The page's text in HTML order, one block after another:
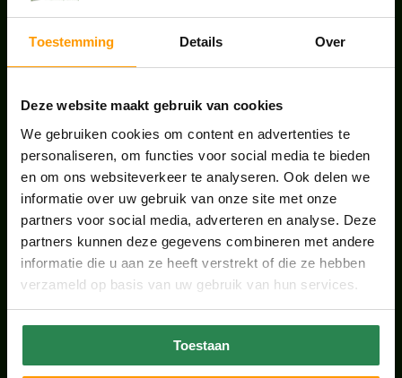
Toestemming Details Over
Deze website maakt gebruik van cookies
We gebruiken cookies om content en advertenties te
personaliseren, om functies voor social media te bieden
en om ons websiteverkeer te analyseren. Ook delen we
informatie over uw gebruik van onze site met onze
partners voor social media, adverteren en analyse. Deze
partners kunnen deze gegevens combineren met andere
informatie die u aan ze heeft verstrekt of die ze hebben
verzameld op basis van uw gebruik van hun services.
Toestaan
UNION HOUSE UTRECHT
ONS TEAM GROEIT VERDER
juni 17, 2026
HANDIGE LINKS
Office plants